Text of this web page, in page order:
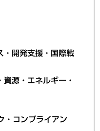
・開発支援・国際戦
源・エネルギー・
・コンプライアン